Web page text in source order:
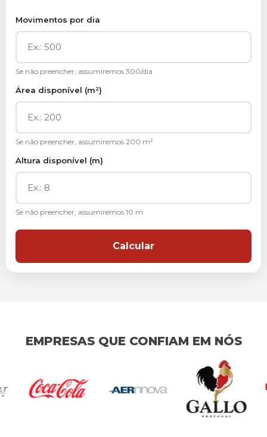
Movimentos por dia
Se não preencher, assumiremos 300/dia
Área disponível (m²)
Se não preencher, assumiremos 200 m²
Altura disponível (m)
Se não preencher, assumiremos 10 m
Calcular
EMPRESAS QUE CONFIAM EM NÓS